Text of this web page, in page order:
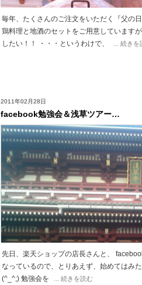
毎年、たくさんのご注文をいただく『父の
鶏料理と地酒のセットをご用意しています
したい！！ ・・・というわけで、
... 続きを
2011年02月28日
facebook勉強会＆浅草ツアー…
先日、楽天ショップの店長さんと、
なっているので、とりあえず、始めてはみ
(^_^;) 勉強会を
... 続きを読む